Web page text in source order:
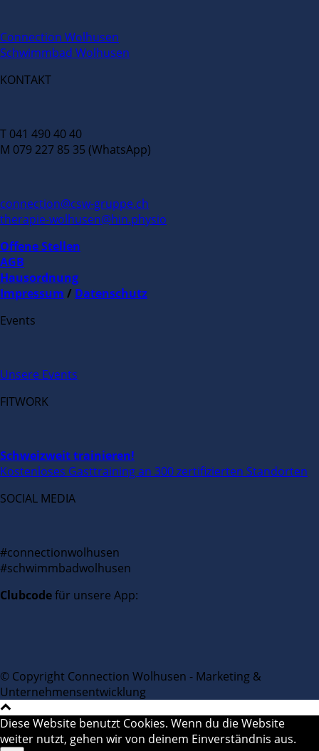
Connection Wolhusen
Schwimmbad Wolhusen
KONTAKT
T 041 490 40 40
M 079 227 85 35 (WhatsApp)
connection@csw-gruppe.ch
therapie-wolhusen@hin.physio
Offene Stellen
AGB
Hausordnung
Impressum / Datenschutz
Events
Unsere Events
FITWORK
Schweizweit trainieren!
Kostenloses Gasttraining an 300 zertifizierten Standorten
SOCIAL MEDIA
#connectionwolhusen
#schwimmbadwolhusen
Clubcodefür unsere App:
© Copyright Connection Wolhusen - Marketing &
Unternehmensentwicklung
Diese Website benutzt Cookies. Wenn du die Website
weiter nutzt, gehen wir von deinem Einverständnis aus.